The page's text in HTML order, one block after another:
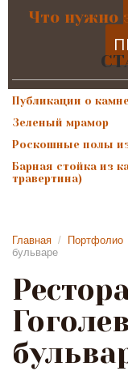
Что нужно
Публикации о
Зеленый мрамор
Роскошные полы
Барная стойка из
травертина)
Главная / Портфолио
бульваре